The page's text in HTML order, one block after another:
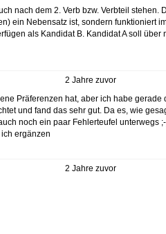
nach dem 2. Verb bzw. Verbteil stehen.
ein Nebensatz ist, sondern funktioniert
als Kandidat B. Kandidat A soll über
2 Jahre zuvor
Präferenzen hat, aber ich habe gerade
und fand das sehr gut. Da es, wie
noch ein paar Fehlerteufel unterwegs
ergänzen
2 Jahre zuvor